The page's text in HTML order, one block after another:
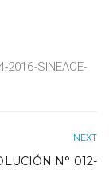
SINEACE-
NEXT
N° 012-